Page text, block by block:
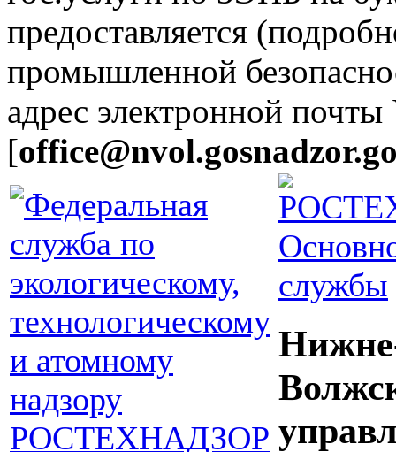
предоставляется
промышленной
адрес электронной
[
службы